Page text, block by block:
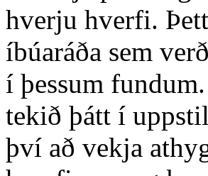
hverju hverfi.
íbúaráða sem
í þessum
tekið þátt í
því að vekja